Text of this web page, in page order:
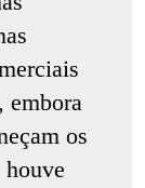
embora
os